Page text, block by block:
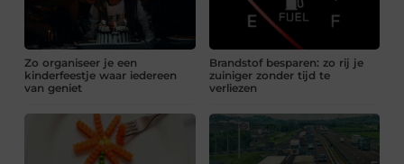
Zo organiseer je een
kinderfeestje waar iedereen
van geniet
Brandstof besparen: zo rij je
zuiniger zonder tijd te
verliezen